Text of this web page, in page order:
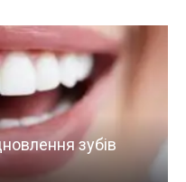
зубів